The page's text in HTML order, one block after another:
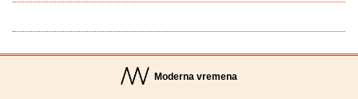
Moderna vremena